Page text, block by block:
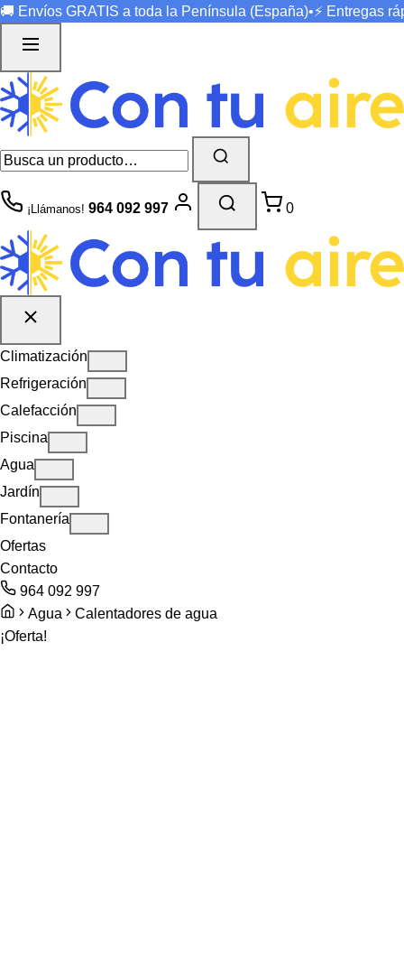
🚚 Envíos GRATIS a toda la Península (España)•⚡ Entregas
¡Llámanos! 964 092 997 0
Climatización
Refrigeración
Calefacción
Piscina
Agua
Jardín
Fontanería
Ofertas
Contacto
964 092 997
Agua
Calentadores de agua
¡Oferta!